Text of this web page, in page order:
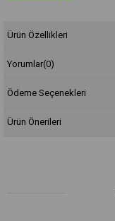
Ürün Özellikleri
Yorumlar(0)
Ödeme Seçenekleri
Ürün Önerileri